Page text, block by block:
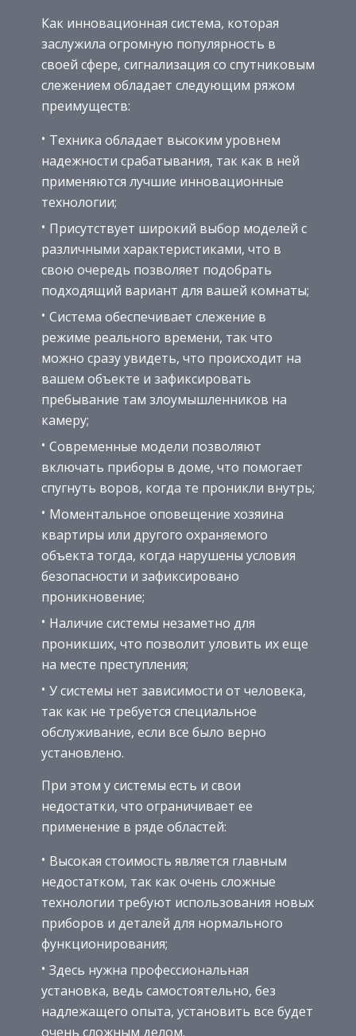
Как инновационная система, которая
заслужила огромную популярность в
своей сфере, сигнализация со спутниковым
слежением обладает следующим ряжом
преимуществ:
Техника обладает высоким уровнем
надежности срабатывания, так как в ней
применяются лучшие инновационные
технологии;
Присутствует широкий выбор моделей с
различными характеристиками, что в
свою очередь позволяет подобрать
подходящий вариант для вашей комнаты;
Система обеспечивает слежение в
режиме реального времени, так что
можно сразу увидеть, что происходит на
вашем объекте и зафиксировать
пребывание там злоумышленников на
камеру;
Современные модели позволяют
включать приборы в доме, что помогает
спугнуть воров, когда те проникли внутрь;
Моментальное оповещение хозяина
квартиры или другого охраняемого
объекта тогда, когда нарушены условия
безопасности и зафиксировано
проникновение;
Наличие системы незаметно для
проникших, что позволит уловить их еще
на месте преступления;
У системы нет зависимости от человека,
так как не требуется специальное
обслуживание, если все было верно
установлено.
При этом у системы есть и свои
недостатки, что ограничивает ее
применение в ряде областей:
Высокая стоимость является главным
недостатком, так как очень сложные
технологии требуют использования новых
приборов и деталей для нормального
функционирования;
Здесь нужна профессиональная
установка, ведь самостоятельно, без
надлежащего опыта, установить все будет
очень сложным делом.